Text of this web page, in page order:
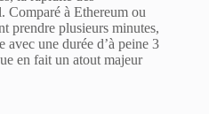
Comparé à Ethereum ou
prendre plusieurs minutes,
avec une durée d’à peine 3
en fait un atout majeur